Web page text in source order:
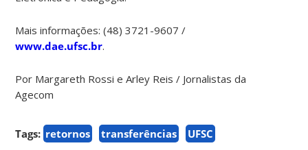
Mais informações: (48) 3721-9607 /
www.dae.ufsc.br.
Por Margareth Rossi e Arley Reis / Jornalistas da
Agecom
Tags: retornos transferências UFSC